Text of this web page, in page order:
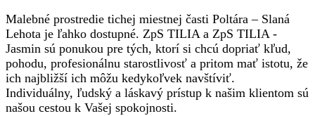
Malebné prostredie tichej miestnej časti Poltára – Slaná
Lehota je ľahko dostupné. ZpS TILIA a ZpS TILIA -
Jasmin sú ponukou pre tých, ktorí si chcú dopriať kľud,
pohodu, profesionálnu starostlivosť a pritom mať istotu, že
ich najbližší ich môžu kedykoľvek navštíviť.
Individuálny, ľudský a láskavý prístup k našim klientom sú
našou cestou k Vašej spokojnosti.